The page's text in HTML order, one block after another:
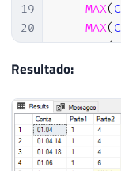
72
73
SELECT *
19
20
21
22
24
25
26
MAX(
MAX(
MAX(
FROM
CROSS
GROUP
BY
    Conta
Resultado: